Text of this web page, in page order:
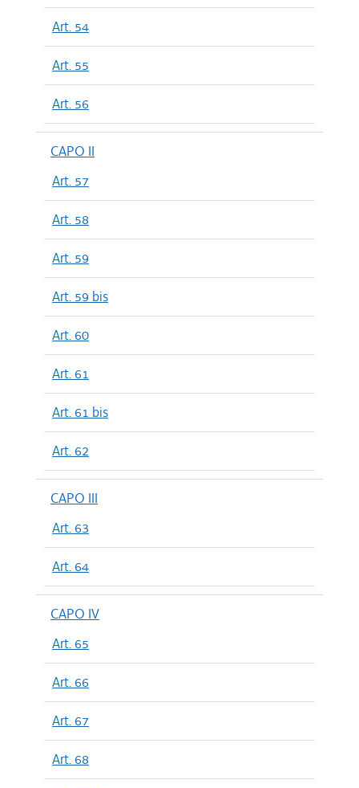
Art. 54
Art. 55
Art. 56
CAPO II
Art. 57
Art. 58
Art. 59
Art. 59 bis
Art. 60
Art. 61
Art. 61 bis
Art. 62
CAPO III
Art. 63
Art. 64
CAPO IV
Art. 65
Art. 66
Art. 67
Art. 68